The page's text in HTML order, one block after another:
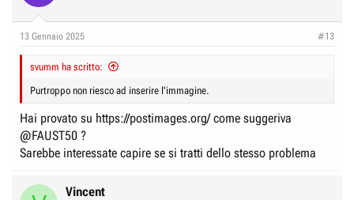
13 Gennaio 2025 #13
svumm ha scritto:
Purtroppo non riesco ad inserire l'immagine.
Hai provato su https://postimages.org/come suggeriva
@FAUST50 ?
Sarebbe interessate capire se si tratti dello stesso problema
Vincent